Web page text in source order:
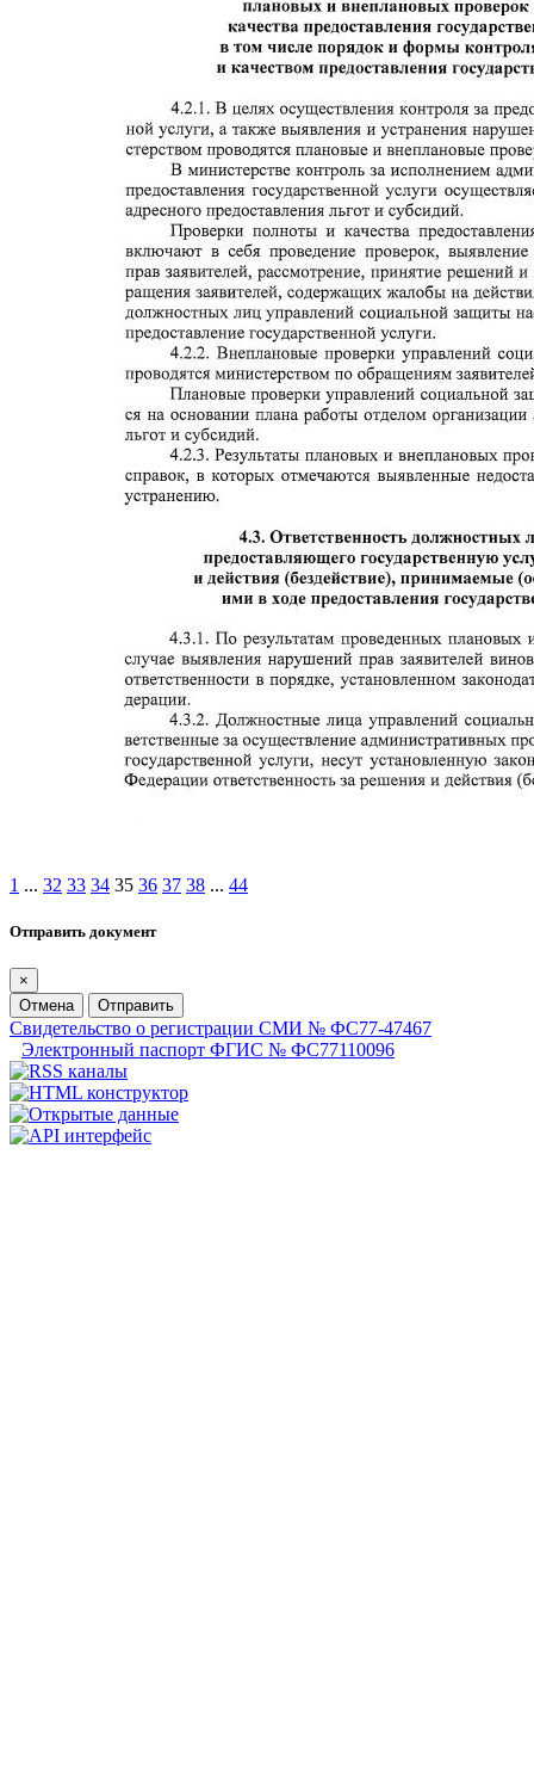
1 ... 32 33 34 35 36 37 38 ... 44
Отправить документ
×
Отмена
Отправить
Свидетельство о регистрации СМИ № ФС77-47467
Электронный паспорт ФГИС № ФС77110096